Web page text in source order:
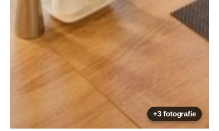
+3 fotografie